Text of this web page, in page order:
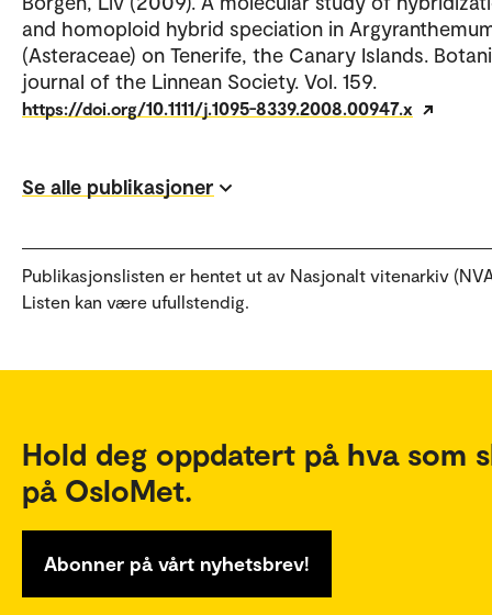
and homoploid hybrid speciation in
(Asteraceae) on Tenerife, the Canary Islands.
journal of the Linnean Society. Vol. 159.
https://doi.org/10.1111/j.1095-8339.2008.00947.x
Se alle publikasjoner
Publikasjonslisten er hentet ut av Nasjonalt vitenarkiv
Listen kan være ufullstendig.
Hold deg oppdatert på hva som
på OsloMet.
Abonner på vårt nyhetsbrev!